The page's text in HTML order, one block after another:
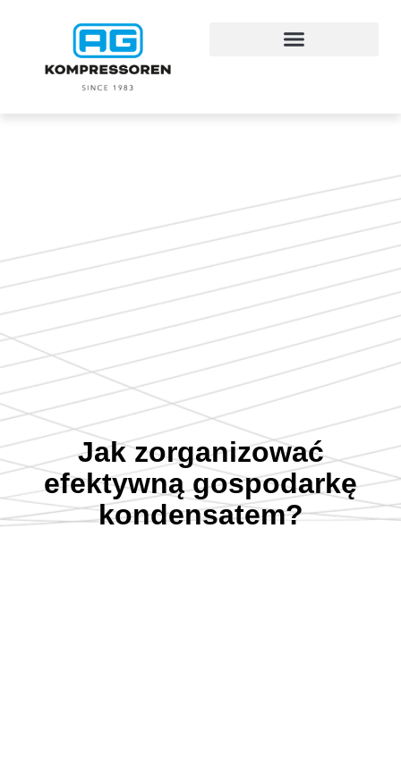
Jak zorganizować
efektywną gospodarkę
kondensatem?